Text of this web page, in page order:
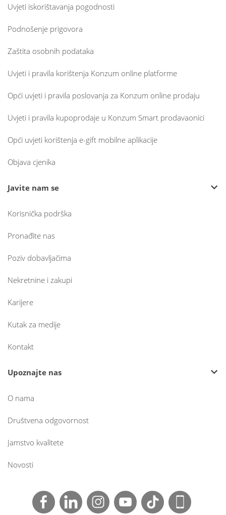
Uvjeti iskorištavanja pogodnosti
Podnošenje prigovora
Zaštita osobnih podataka
Uvjeti i pravila korištenja Konzum online platforme
Opći uvjeti i pravila poslovanja za Konzum online prodaju
Uvjeti i pravila kupoprodaje u Konzum Smart prodavaonici
Opći uvjeti korištenja e-gift mobilne aplikacije
Objava cjenika
Javite nam se
Korisnička podrška
Pronađite nas
Poziv dobavljačima
Nekretnine i zakupi
Karijere
Kutak za medije
Kontakt
Upoznajte nas
O nama
Društvena odgovornost
Jamstvo kvalitete
Novosti